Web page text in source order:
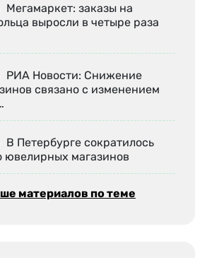
Мегамаркет: заказы на
выросли в четыре раза
РИА Новости: Снижение
связано с изменением
В Петербурге сократилось
ювелирных магазинов
материалов по теме